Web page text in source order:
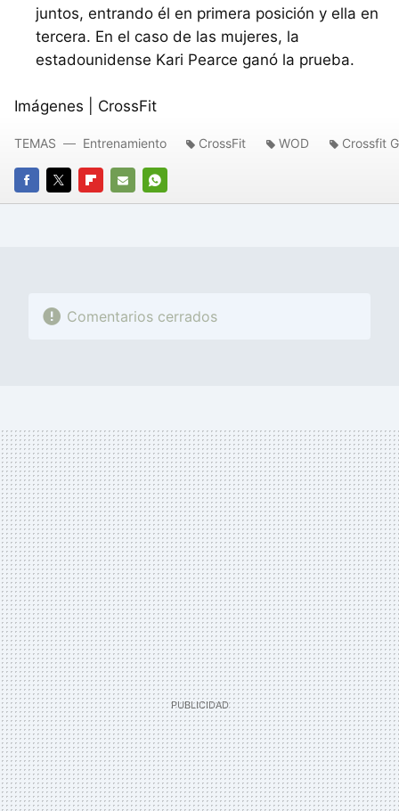
juntos, entrando él en primera posición y ella en
tercera. En el caso de las mujeres, la
estadounidense Kari Pearce ganó la prueba.
Imágenes | CrossFit
FACEBOOK
TWITTERFLIPBOARD
E-
WHATSAPP
TEMAS Entrenamiento CrossFit WOD Crossfit
Comentarios cerrados